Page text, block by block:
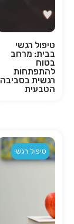
טיפול רגשי
בבית: מרחב
בטוח
להתפתחות
רגשית בסביבה
הטבעית
טיפול רגשי